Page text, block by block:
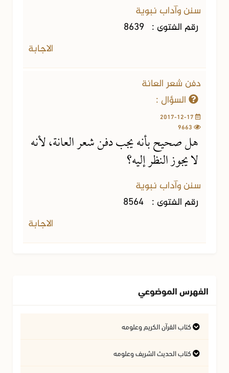
سنن وآداب نبوية
رقم الفتوى : 8639
الاجابة
دفن شعر العانة
السؤال :
هل صحيح بأنه يجب دفن شعر العانة، لأنه
لا يجوز النظر إليه؟
سنن وآداب نبوية
رقم الفتوى : 8564
الاجابة
الفهرس الموضوعي
كتاب القرآن الكريم وعلومه
التفسير وعلوم القرآن
كتاب الحديث الشريف وعلومه